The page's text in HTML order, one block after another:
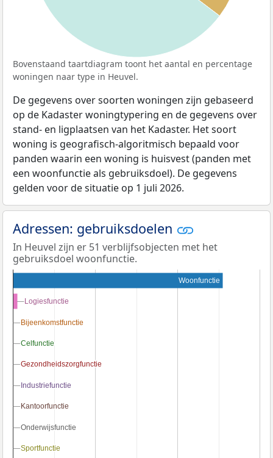
Bovenstaand taartdiagram toont het aantal en percentage
woningen naar type in Heuvel.
De gegevens over soorten woningen zijn gebaseerd
op de Kadaster woningtypering en de gegevens over
stand- en ligplaatsen van het Kadaster. Het soort
woning is geografisch-algoritmisch bepaald voor
panden waarin een woning is huisvest (panden met
een woonfunctie als gebruiksdoel). De gegevens
gelden voor de situatie op 1 juli 2026.
Adressen: gebruiksdoelen
In Heuvel zijn er 51 verblijfsobjecten met het
gebruiksdoel woonfunctie.
Woonfunctie
Logiesfunctie
Logiesfunctie
Bijeenkomstfunctie
Bijeenkomstfunctie
Celfunctie
Celfunctie
Gezondheidszorgfunctie
Gezondheidszorgfunctie
Industriefunctie
Industriefunctie
Kantoorfunctie
Kantoorfunctie
Onderwijsfunctie
Onderwijsfunctie
Sportfunctie
Sportfunctie